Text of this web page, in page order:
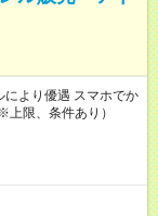
より優遇 スマホでか
限、条件あり）